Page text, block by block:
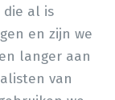
die al is
en zijn we
langer aan
van